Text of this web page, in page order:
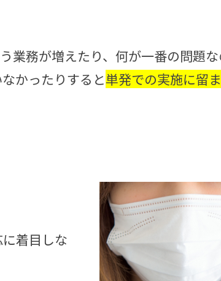
業務が増えたり、何が一番の問題
かったりすると単発での実施に留
着目しな